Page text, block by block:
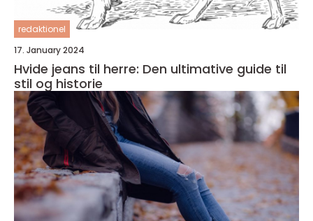
redaktionel
17. January 2024
Hvide jeans til herre: Den ultimative guide til
stil og historie